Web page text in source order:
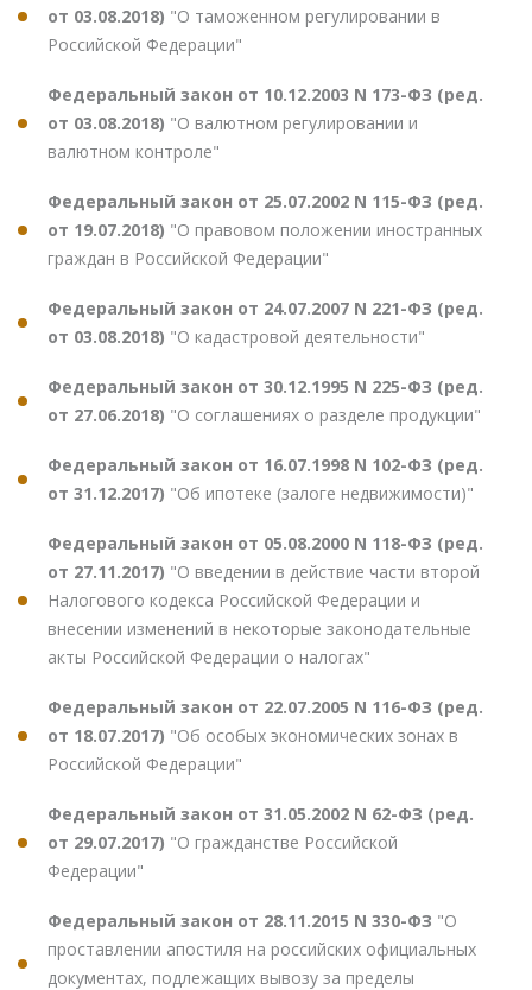
от 03.08.2018) "О таможенном регулировании в
Российской Федерации"
Федеральный закон от 10.12.2003 N 173-ФЗ (ред.
от 03.08.2018) "О валютном регулировании и
валютном контроле"
Федеральный закон от 25.07.2002 N 115-ФЗ (ред.
от 19.07.2018) "О правовом положении иностранных
граждан в Российской Федерации"
Федеральный закон от 24.07.2007 N 221-ФЗ (ред.
от 03.08.2018) "О кадастровой деятельности"
Федеральный закон от 30.12.1995 N 225-ФЗ (ред.
от 27.06.2018) "О соглашениях о разделе продукции"
Федеральный закон от 16.07.1998 N 102-ФЗ (ред.
от 31.12.2017) "Об ипотеке (залоге недвижимости)"
Федеральный закон от 05.08.2000 N 118-ФЗ (ред.
от 27.11.2017) "О введении в действие части второй
Налогового кодекса Российской Федерации и
внесении изменений в некоторые законодательные
акты Российской Федерации о налогах"
Федеральный закон от 22.07.2005 N 116-ФЗ (ред.
от 18.07.2017) "Об особых экономических зонах в
Российской Федерации"
Федеральный закон от 31.05.2002 N 62-ФЗ (ред.
от 29.07.2017) "О гражданстве Российской
Федерации"
Федеральный закон от 28.11.2015 N 330-ФЗ "О
проставлении апостиля на российских официальных
документах, подлежащих вывозу за пределы